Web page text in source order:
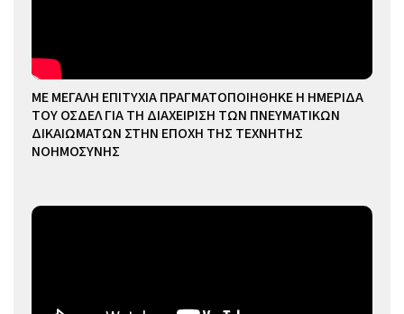
ΜΕ ΜΕΓΑΛΗ ΕΠΙΤΥΧΙΑ ΠΡΑΓΜΑΤΟΠΟΙΗΘΗΚΕ Η ΗΜΕΡΙΔΑ
ΤΟΥ ΟΣΔΕΛ ΓΙΑ ΤΗ ΔΙΑΧΕΙΡΙΣΗ ΤΩΝ ΠΝΕΥΜΑΤΙΚΩΝ
ΔΙΚΑΙΩΜΑΤΩΝ ΣΤΗΝ ΕΠΟΧΗ ΤΗΣ ΤΕΧΝΗΤΗΣ
ΝΟΗΜΟΣΥΝΗΣ